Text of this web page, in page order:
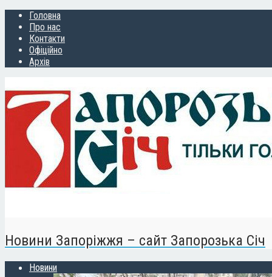
Головна
Про нас
Контакти
Офіційно
Архів
Новини Запоріжжя – сайт Запорозька Січ
Новини